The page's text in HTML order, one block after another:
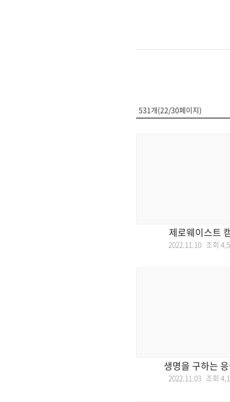
531개(22/30페이지)
제로웨이스트
2022.11.10 조회
생명을 구하는
2022.11.03 조회